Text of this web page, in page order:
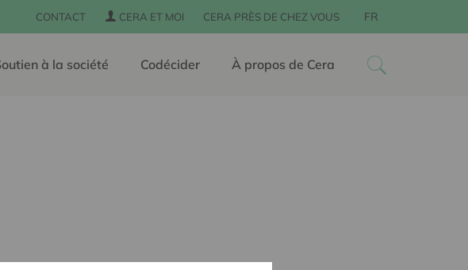
CONTACT CERA ET MOI CERA PRÈS DE CHEZ VOUS FR
à la société Codécider À propos de Cera